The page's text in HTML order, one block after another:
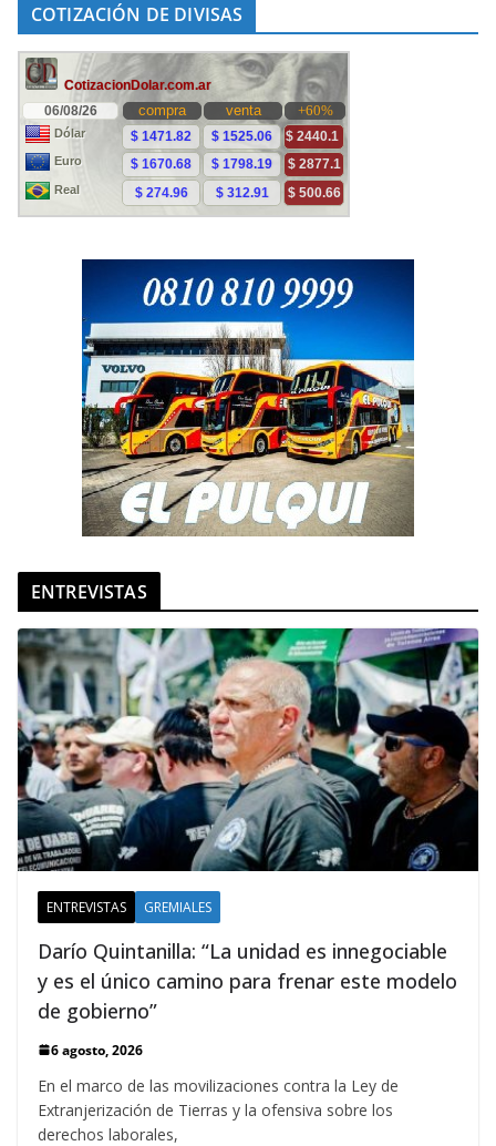
COTIZACIÓN DE DIVISAS
ENTREVISTAS
ENTREVISTAS GREMIALES
Darío Quintanilla: “La unidad es innegociable
y es el único camino para frenar este modelo
de gobierno”
6 agosto, 2026
En el marco de las movilizaciones contra la Ley de
Extranjerización de Tierras y la ofensiva sobre los
derechos laborales,